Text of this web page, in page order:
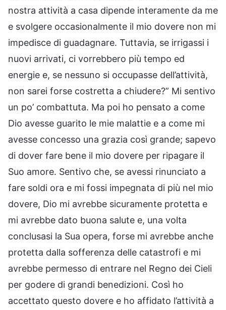
nostra attività a casa dipende interamente da me
e svolgere occasionalmente il mio dovere non mi
impedisce di guadagnare. Tuttavia, se irrigassi i
nuovi arrivati, ci vorrebbero più tempo ed
energie e, se nessuno si occupasse dell’attività,
non sarei forse costretta a chiudere?” Mi sentivo
un po’ combattuta. Ma poi ho pensato a come
Dio avesse guarito le mie malattie e a come mi
avesse concesso una grazia così grande; sapevo
di dover fare bene il mio dovere per ripagare il
Suo amore. Sentivo che, se avessi rinunciato a
fare soldi ora e mi fossi impegnata di più nel mio
dovere, Dio mi avrebbe sicuramente protetta e
mi avrebbe dato buona salute e, una volta
conclusasi la Sua opera, forse mi avrebbe anche
protetta dalla sofferenza delle catastrofi e mi
avrebbe permesso di entrare nel Regno dei Cieli
per godere di grandi benedizioni. Così ho
accettato questo dovere e ho affidato l’attività a